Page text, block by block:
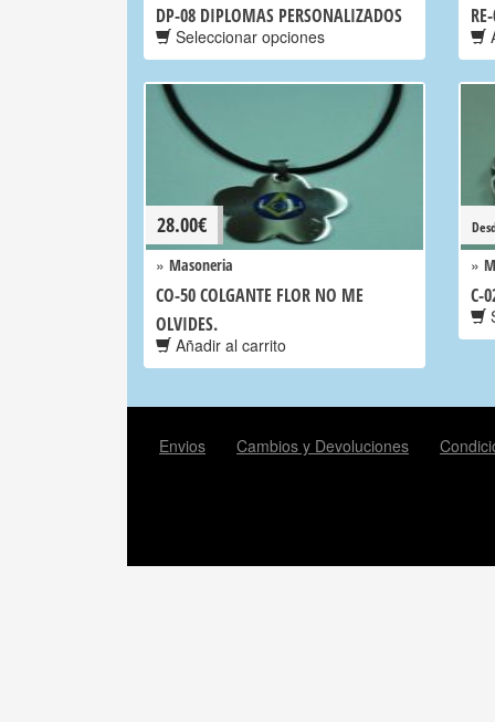
DP-08 DIPLOMAS PERSONALIZADOS
Seleccionar opciones
28.00€
» Masoneria
CO-50 COLGANTE FLOR NO ME
OLVIDES.
Añadir al carrito
»
C-
Envios Cambios y Devoluciones